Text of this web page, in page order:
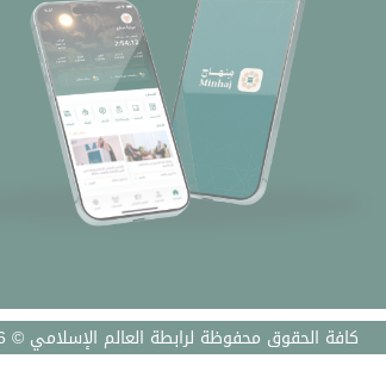
كافة الحقوق محفوظة لرابطة العالم الإسلامي © 2026